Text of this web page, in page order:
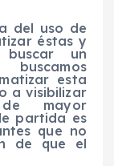
del uso de
éstas y
un
esta
a visibilizar
mayor
partida es
que no
de que el